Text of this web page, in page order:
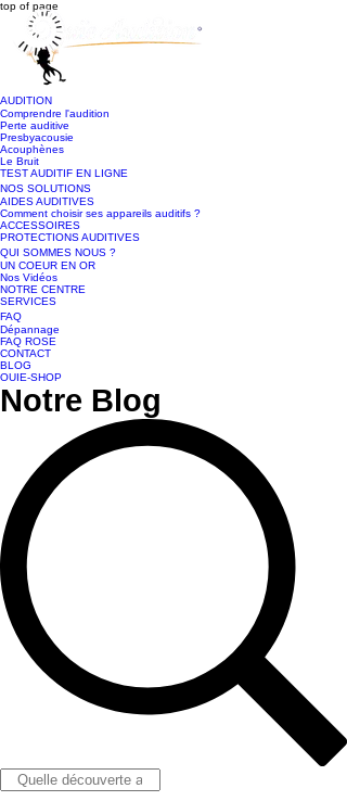
top of page
AUDITION
Comprendre l'audition
Perte auditive
Presbyacousie
Acouphènes
Le Bruit
TEST AUDITIF EN LIGNE
NOS SOLUTIONS
AIDES AUDITIVES
Comment choisir ses appareils auditifs ?
ACCESSOIRES
PROTECTIONS AUDITIVES
QUI SOMMES NOUS ?
UN COEUR EN OR
Nos Vidéos
NOTRE CENTRE
SERVICES
FAQ
Dépannage
FAQ ROSE
CONTACT
BLOG
OUIE-SHOP
Notre Blog